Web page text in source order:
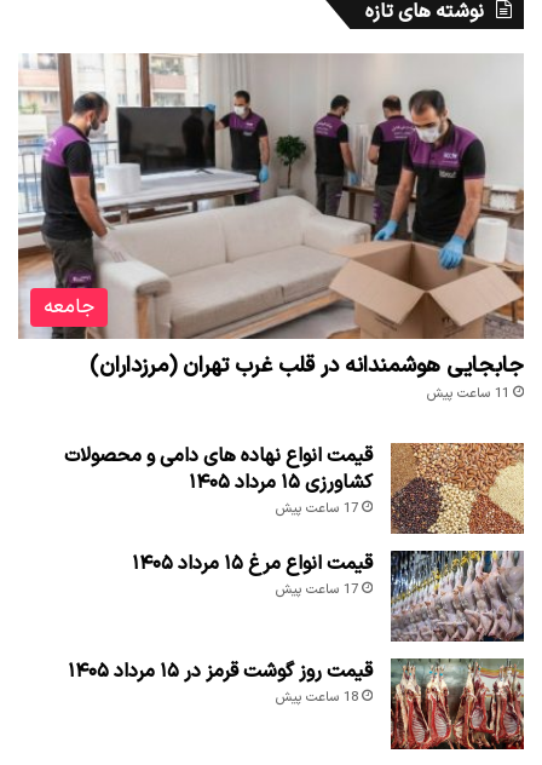
نوشته های تازه
جامعه
جابجایی هوشمندانه در قلب غرب تهران (مرزداران)
11 ساعت پیش
قیمت انواع نهاده های دامی و محصولات
کشاورزی ۱۵ مرداد ۱۴۰۵
17 ساعت پیش
قیمت انواع مرغ ۱۵ مرداد ۱۴۰۵
17 ساعت پیش
قیمت روز گوشت قرمز در ۱۵ مرداد ۱۴۰۵
18 ساعت پیش